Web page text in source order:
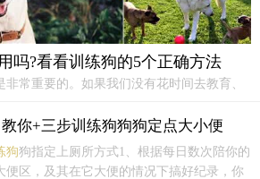
吗?看看训练狗的5个正确方法
非常重要的。如果我们没有花时间去教育、
路，它可能要保护自己，就是反击。之所以
时候都是因为来自外部力量对它们造成了...
你+三步训练狗狗狗定点大小便
狗狗指定上厕所方式1、根据每日数次陪你的
便区，及其在它大便的情况下搞好纪录，你